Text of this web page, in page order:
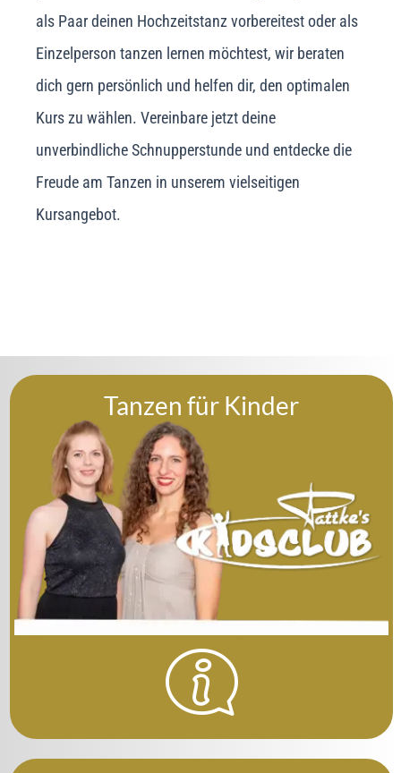
als Paar deinen Hochzeitstanz vorbereitest oder als
Einzelperson tanzen lernen möchtest, wir beraten
dich gern persönlich und helfen dir, den optimalen
Kurs zu wählen. Vereinbare jetzt deine
unverbindliche Schnupperstunde und entdecke die
Freude am Tanzen in unserem vielseitigen
Kursangebot.
Tanzen für Kinder